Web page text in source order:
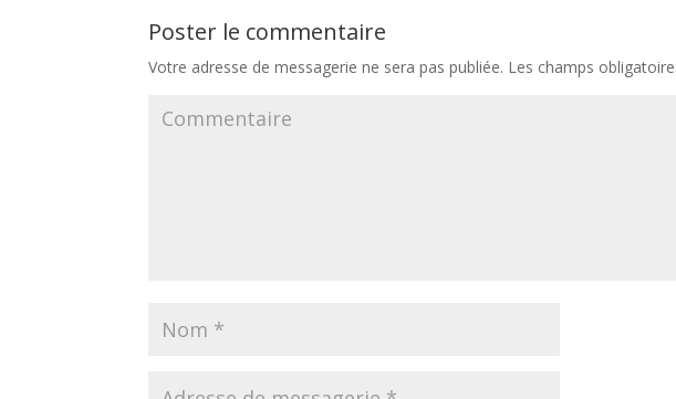
Poster le commentaire
Votre adresse de messagerie ne sera pas publiée. Les champs